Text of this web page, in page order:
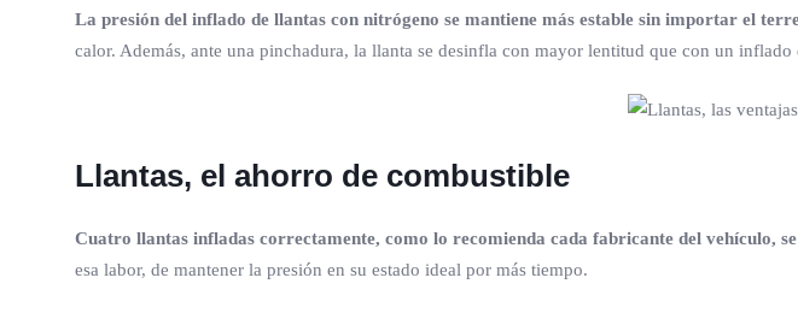
La presión del inflado de llantas con nitrógeno se mantiene más estable sin importar el
calor. Además, ante una pinchadura, la llanta se desinfla con mayor lentitud que con un inflado
Llantas, el ahorro de combustible
Cuatro llantas infladas correctamente, como lo recomienda cada fabricante del vehículo,
esa labor, de mantener la presión en su estado ideal por más tiempo.